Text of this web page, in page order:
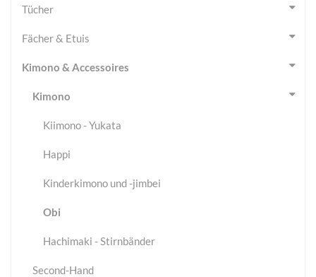
Tücher
Fächer & Etuis
Kimono & Accessoires
Kimono
Kiimono - Yukata
Happi
Kinderkimono und -jimbei
Obi
Hachimaki - Stirnbänder
Second-Hand